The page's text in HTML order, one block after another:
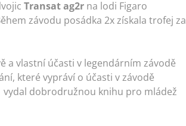
Transat ag2r na lodi Figaro
závodu posádka 2x získala trofej za
vlastní účasti v legendárním závodě
které vypráví o účasti v závodě
vydal dobrodružnou knihu pro mládež